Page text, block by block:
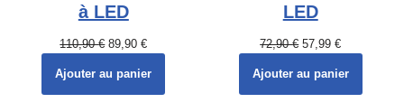
à LED
110,90€ 89,90€
Ajouter au panier
LED
72,90€ 57,99€
Ajouter au panier